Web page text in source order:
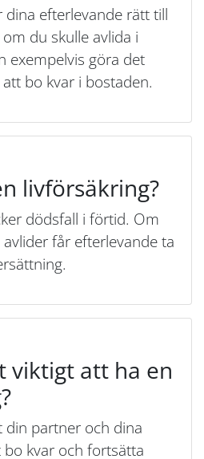
dina efterlevande rätt till
du skulle avlida i
exempelvis göra det
bo kvar i bostaden.
livförsäkring?
dödsfall i förtid. Om
får efterlevande ta
viktigt att ha en
din partner och dina
kvar och fortsätta